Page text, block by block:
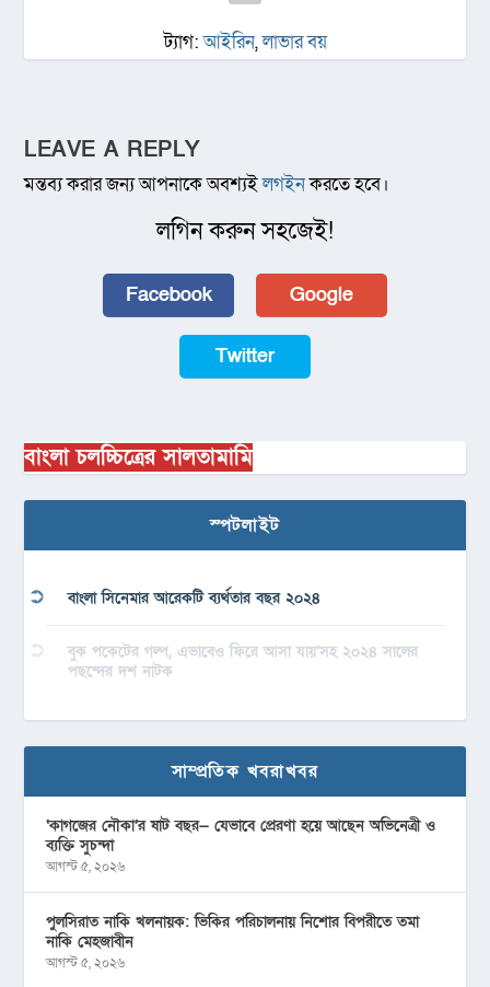
ট্যাগ:আইরিন,লাভার বয়
LEAVE A REPLY
মন্তব্য করার জন্য আপনাকে অবশ্যইলগইনকরতে হবে।
লগিন করুন সহজেই!
Facebook Google
Twitter
বাংলা চলচ্চিত্রের সালতামামি
স্পটলাইট
বাংলা সিনেমার আরেকটি ব্যর্থতার বছর ২০২৪
বুক পকেটের গল্প, এভাবেও ফিরে আসা যায়’সহ ২০২৪ সালের
পছন্দের দশ নাটক
সাম্প্রতিক খবরাখবর
‘কাগজের নৌকা’র ষাট বছর— যেভাবে প্রেরণা হয়ে আছেন অভিনেত্রী ও
ব্যক্তি সুচন্দা
আগস্ট ৫, ২০২৬
পুলসিরাত নাকি খলনায়ক: ভিকির পরিচালনায় নিশোর বিপরীতে তমা
নাকি মেহজাবীন
আগস্ট ৫, ২০২৬